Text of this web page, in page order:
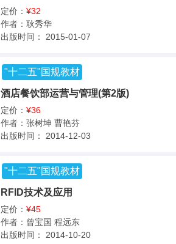
定价： ¥32
作者： 耿秀华
出版时间：
2015-01-07
"十二五"国规教材
酒店餐饮部运营与管理(第2版)
定价： ¥36
作者： 张树坤 曹艳芬
出版时间：
2014-12-03
"十二五"国规教材
RFID技术及应用
定价： ¥45
作者： 曾宝国 程远东
出版时间：
2014-10-20